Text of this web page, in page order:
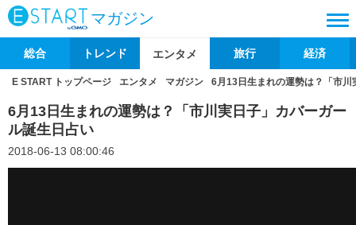
マガジン
総合 トレンド エンタメ 旅行 経済
E START トップページ エンタメ マガジン 6月13日生まれの運勢は？「市
6月13日生まれの運勢は？「市川実日子」カバーガー
ル誕生日占い
2018-06-13 08:00:46